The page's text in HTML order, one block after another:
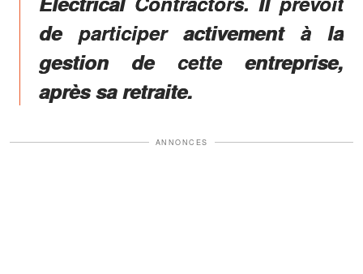
de participer activement à la
gestion de cette entreprise,
après sa retraite.
ANNONCES